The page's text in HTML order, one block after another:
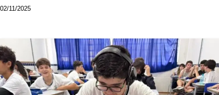
02/11/2025